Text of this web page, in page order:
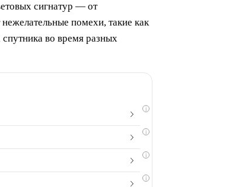
сигнатур — от
помехи, такие как
спутника во время разных
i
i
i
i